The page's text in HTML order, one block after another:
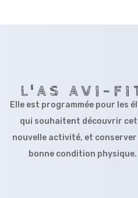
L'AS AVI-
Elle est programmée pour les
qui souhaitent découvrir
nouvelle activité, et conserver
bonne condition physique.